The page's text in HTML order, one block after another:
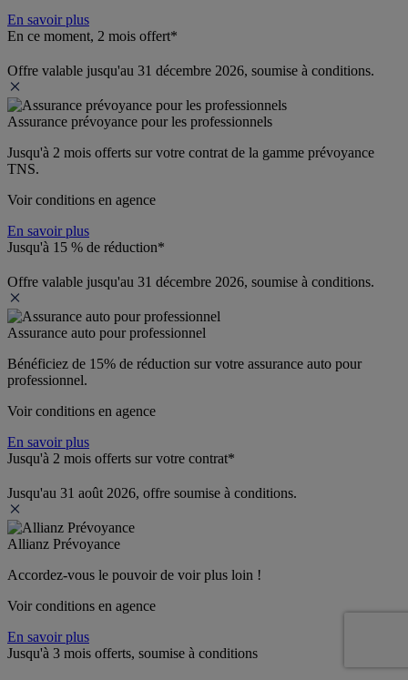
En savoir plus
En ce moment, 2 mois offert*
Offre valable jusqu'au 31 décembre 2026, soumise à conditions.
Assurance prévoyance pour les professionnels
Jusqu'à 2 mois offerts sur votre contrat de la gamme prévoyance
TNS.
Voir conditions en agence
En savoir plus
Jusqu'à 15 % de réduction*
Offre valable jusqu'au 31 décembre 2026, soumise à conditions.
Assurance auto pour professionnel
Bénéficiez de 15% de réduction sur votre assurance auto pour
professionnel.
Voir conditions en agence
En savoir plus
Jusqu'à 2 mois offerts sur votre contrat*
Jusqu'au 31 août 2026, offre soumise à conditions.
Allianz Prévoyance
Accordez-vous le pouvoir de voir plus loin !
Voir conditions en agence
En savoir plus
Jusqu'à 3 mois offerts, soumise à conditions